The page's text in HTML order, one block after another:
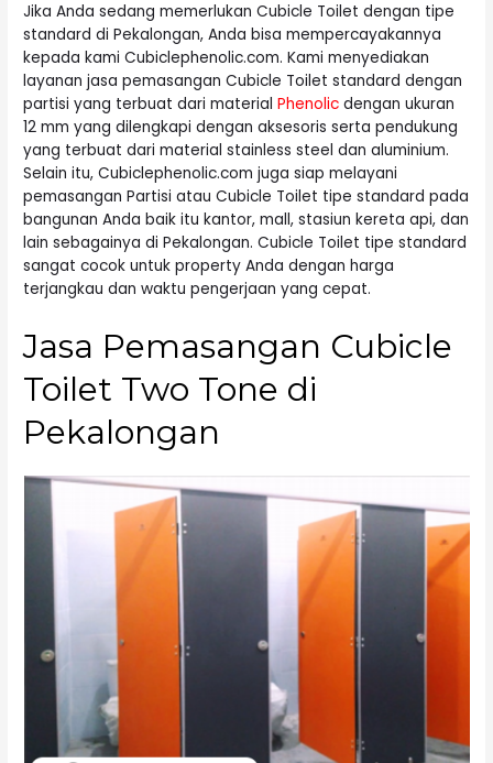
Jika Anda sedang memerlukan Cubicle Toilet dengan tipe
standard di Pekalongan, Anda bisa mempercayakannya
kepada kami Cubiclephenolic.com. Kami menyediakan
layanan jasa pemasangan Cubicle Toilet standard dengan
partisi yang terbuat dari materialPhenolic dengan ukuran
12 mm yang dilengkapi dengan aksesoris serta pendukung
yang terbuat dari material stainless steel dan aluminium.
Selain itu, Cubiclephenolic.com juga siap melayani
pemasangan Partisi atau Cubicle Toilet tipe standard pada
bangunan Anda baik itu kantor, mall, stasiun kereta api, dan
lain sebagainya di Pekalongan. Cubicle Toilet tipe standard
sangat cocok untuk property Anda dengan harga
terjangkau dan waktu pengerjaan yang cepat.
Jasa Pemasangan Cubicle
Toilet Two Tone di
Pekalongan